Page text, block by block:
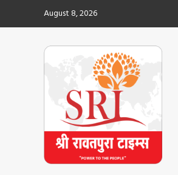
August 8, 2026